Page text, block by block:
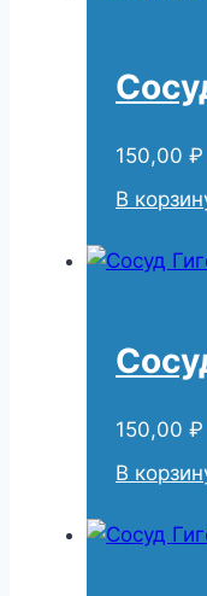
150,00 ₽
В
150,00 ₽
В